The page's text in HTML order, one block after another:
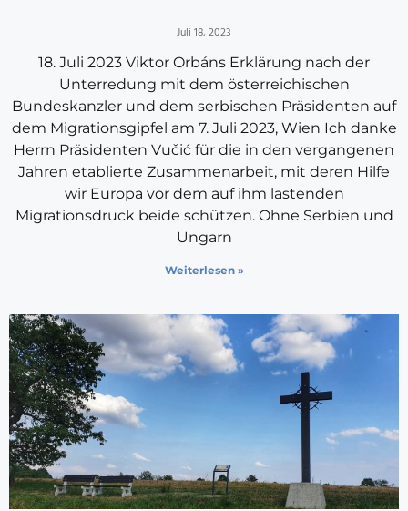
Juli 18, 2023
18. Juli 2023 Viktor Orbáns Erklärung nach der
Unterredung mit dem österreichischen
Bundeskanzler und dem serbischen Präsidenten auf
dem Migrationsgipfel am 7. Juli 2023, Wien Ich danke
Herrn Präsidenten Vučić für die in den vergangenen
Jahren etablierte Zusammenarbeit, mit deren Hilfe
wir Europa vor dem auf ihm lastenden
Migrationsdruck beide schützen. Ohne Serbien und
Ungarn
Weiterlesen »